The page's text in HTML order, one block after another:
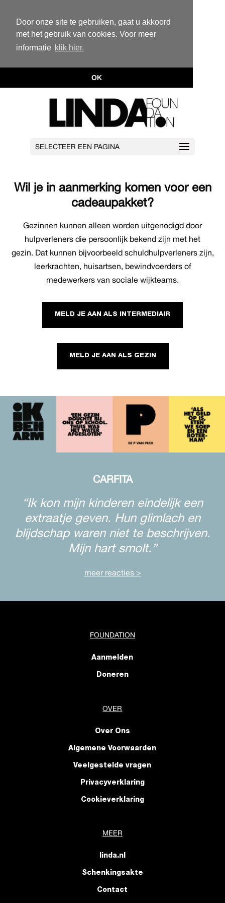
Door onze site te gebruiken, gaat u akkoord
met het gebruik van cookies. Voor meer
informatie klik hier.
OK
SELECTEER EEN PAGINA
Wil je in aanmerking komen voor een
cadeaupakket?
Gezinnen kunnen alleen worden uitgenodigd door
hulpverleners die persoonlijk bekend zijn met het
gezin. Dat kunnen bijvoorbeeld schuldhulpverleners zijn,
leerkrachten, huisartsen, bewindvoerders of
medewerkers van sociale wijkteams.
MELD JE AAN ALS INTERMEDIAIR
MELD JE AAN ALS GEZIN
CARFITA
“Ik kon mijn kinderen eindelijk een
extraatje geven. Hun glimlach en
blijdschap waren niet te beschrijven.
Mijn hart smolt.”
meer reacties >
FOUNDATION
Aanmelden
Doneren
OVER
Over Ons
Algemene Voorwaarden
Veelgestelde vragen
Privacyverklaring
Cookieverklaring
MEER
linda.nl
Schenkingsakte
Contact